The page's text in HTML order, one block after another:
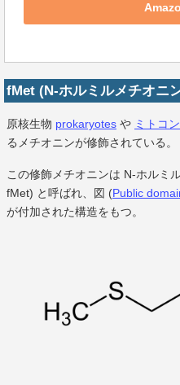
fMet (N-ホルミルメチオニ
原核生物 prokaryotes や ミトコ
るメチオニンが修飾されている。
この修飾メチオニンは N-ホルミ
fMet) と呼ばれ、図 (Public
が付加された構造をもつ。